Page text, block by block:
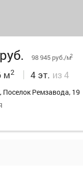
98 945 руб./м2
м2 4 эт. из 4
Поселок Ремзавода, 19